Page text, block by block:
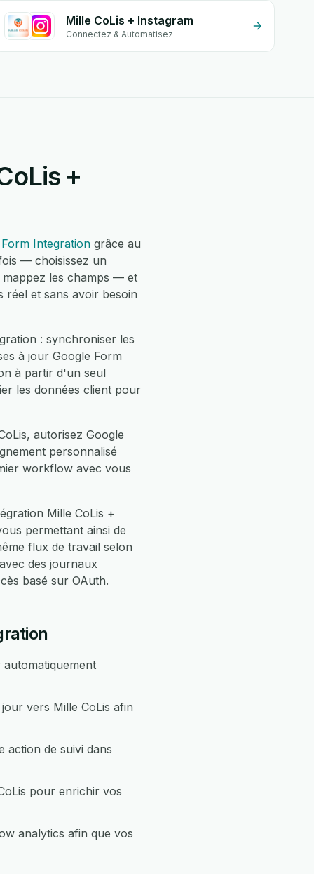
Mille CoLis + Instagram
Connectez & Automatisez
+
Integration grâce au
— choisissez un
mappez les champs — et
réel et sans avoir besoin
: synchroniser les
à jour Google Form
à partir d'un seul
les données client pour
autorisez Google
personnalisé
workflow avec vous
Mille CoLis +
permettant ainsi de
flux de travail selon
des journaux
basé sur OAuth.
vers Mille CoLis afin
action de suivi dans
pour enrichir vos
analytics afin que vos